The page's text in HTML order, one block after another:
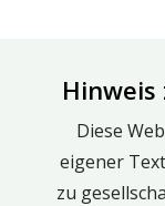
Diese
eigener
zu